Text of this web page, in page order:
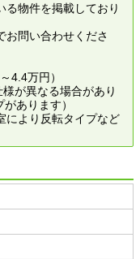
る物件を掲載しており
お問い合わせくださ
4.4万円）
が異なる場合があり
あります）
により反転タイプなど